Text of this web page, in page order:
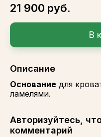
21 900 руб.
В
Описание
Основание для
ламелями.
Авторизуйтесь,
комментарий